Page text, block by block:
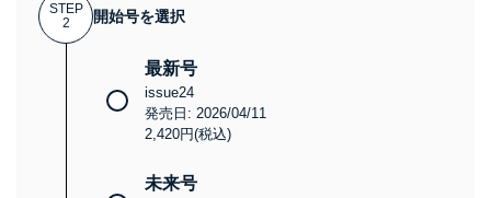
STEP
2
開始号を選択
最新号
issue24
発売日: 2026/04/11
2,420円(税込)
未来号